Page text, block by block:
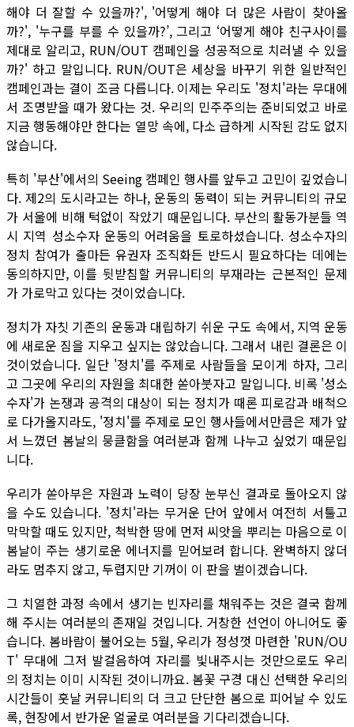
해야 더 잘할 수 있을까?', '어떻게 해야 더 많은 사람이 찾아올
까?', '누구를 부를 수 있을까?’, 그리고 ‘어떻게 해야 친구사이를
제대로 알리고, RUN/OUT 캠페인을 성공적으로 치러낼 수 있을
까?' 하고 말입니다. RUN/OUT은 세상을 바꾸기 위한 일반적인
캠페인과는 결이 조금 다릅니다. 이제는 우리도 '정치'라는 무대에
서 조명받을 때가 왔다는 것. 우리의 민주주의는 준비되었고 바로
지금 행동해야만 한다는 열망 속에, 다소 급하게 시작된 감도 없지
않습니다.
특히 '부산'에서의 Seeing 캠페인 행사를 앞두고 고민이 깊었습니
다. 제2의 도시라고는 하나, 운동의 동력이 되는 커뮤니티의 규모
가 서울에 비해 턱없이 작았기 때문입니다. 부산의 활동가분들 역
시 지역 성소수자 운동의 어려움을 토로하셨습니다. 성소수자의
정치 참여가 출마든 유권자 조직화든 반드시 필요하다는 데에는
동의하지만, 이를 뒷받침할 커뮤니티의 부재라는 근본적인 문제
가 가로막고 있다는 것이었습니다.
정치가 자칫 기존의 운동과 대립하기 쉬운 구도 속에서, 지역 운동
에 새로운 짐을 지우고 싶지는 않았습니다. 그래서 내린 결론은 이
것이었습니다. 일단 '정치'를 주제로 사람들을 모이게 하자, 그리
고 그곳에 우리의 자원을 최대한 쏟아붓자고 말입니다. 비록 '성소
수자'가 논쟁과 공격의 대상이 되는 정치가 때론 피로감과 배척으
로 다가올지라도, '정치'를 주제로 모인 행사들에서만큼은 제가 앞
서 느꼈던 봄날의 뭉클함을 여러분과 함께 나누고 싶었기 때문입
니다.
우리가 쏟아부은 자원과 노력이 당장 눈부신 결과로 돌아오지 않
을 수도 있습니다. '정치'라는 무거운 단어 앞에서 여전히 서툴고
막막할 때도 있지만, 척박한 땅에 먼저 씨앗을 뿌리는 마음으로 이
봄날이 주는 생기로운 에너지를 믿어보려 합니다. 완벽하지 않더
라도 멈추지 않고, 두렵지만 기꺼이 이 판을 벌이겠습니다.
그 치열한 과정 속에서 생기는 빈자리를 채워주는 것은 결국 함께
해 주시는 여러분의 존재일 것입니다. 거창한 선언이 아니어도 좋
습니다. 봄바람이 불어오는 5월, 우리가 정성껏 마련한 'RUN/OU
T' 무대에 그저 발걸음하여 자리를 빛내주시는 것만으로도 우리
의 정치는 이미 시작된 것이니까요. 봄꽃 구경 대신 선택한 우리의
시간들이 훗날 커뮤니티의 더 크고 단단한 봄으로 피어날 수 있도
록, 현장에서 반가운 얼굴로 여러분을 기다리겠습니다.